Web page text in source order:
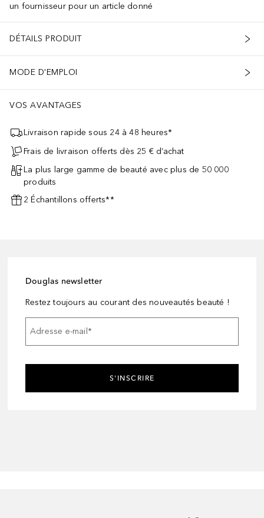
un fournisseur pour un article donné
DÉTAILS PRODUIT
MODE D'EMPLOI
VOS AVANTAGES
Livraison rapide sous 24 à 48 heures*
Frais de livraison offerts dès 25 € d’achat
La plus large gamme de beauté avec plus de 50 000
produits
2 Échantillons offerts**
Douglas newsletter
Restez toujours au courant des nouveautés beauté !
Adresse e-mail*
S'INSCRIRE